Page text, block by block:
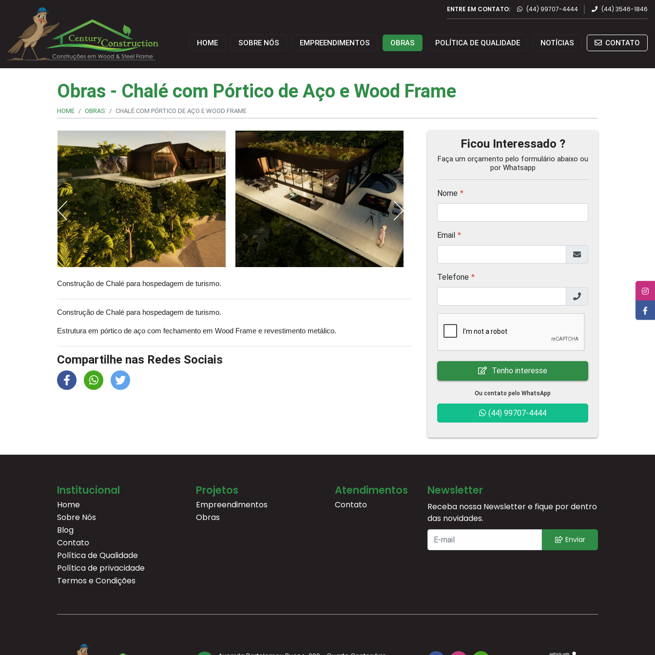
ENTRE EM CONTATO: (44) 99707-4444 (44) 3546-1846
HOME SOBRE NÓS EMPREENDIMENTOS OBRAS POLÍTICA DE QUALIDADE NOTÍCIAS CONTATO
Obras - Chalé com Pórtico de Aço e Wood Frame
HOME OBRAS CHALÉ COM PÓRTICO DE AÇO E WOOD FRAME
Construção de Chalé para hospedagem de turismo.
Construção de Chalé para hospedagem de turismo.
Estrutura em pórtico de aço com fechamento em Wood Frame e revestimento metálico.
Compartilhe nas Redes Sociais
Ficou Interessado ?
Faça um orçamento pelo formulário abaixo ou
por Whatsapp
Nome
Email
Telefone
Tenho interesse
Ou contato pelo WhatsApp
(44) 99707-4444
Institucional
Home
Sobre Nós
Blog
Contato
Política de Qualidade
Política de privacidade
Termos e Condições
Projetos
Empreendimentos
Obras
Atendimentos
Contato
Newsletter
Receba nossa Newsletter e fique por dentro
das novidades.
Enviar